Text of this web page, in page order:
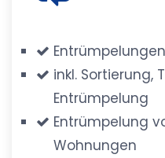
inkl. Sortierung,
Entrümpelung
Entrümpelung
Wohnungen